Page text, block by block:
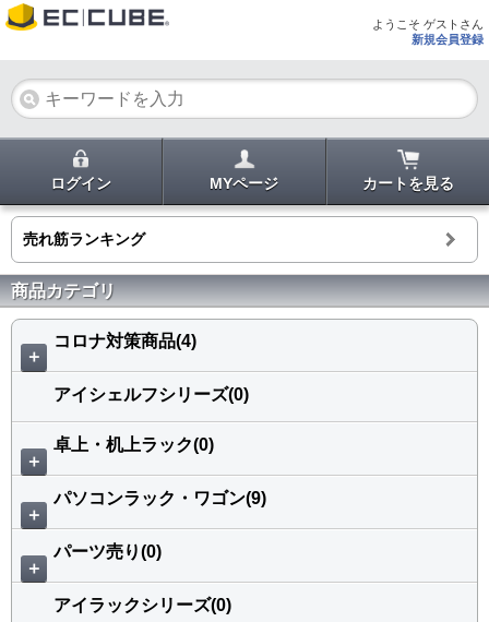
ようこそ ゲストさん
新規会員登録
ログイン MYページ カートを見る
売れ筋ランキング
商品カテゴリ
＋
コロナ対策商品(4)
アイシェルフシリーズ(0)
＋
卓上・机上ラック(0)
＋
パソコンラック・ワゴン(9)
＋
パーツ売り(0)
アイラックシリーズ(0)